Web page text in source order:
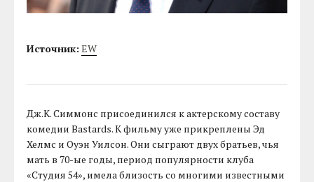
Источник: EW
Дж.К. Симмонс присоединился к актерскому составу
комедии Bastards. К фильму уже прикреплены Эд
Хелмс и Оуэн Уилсон. Они сыграют двух братьев, чья
мать в 70-ые годы, период популярности клуба
«Студия 54», имела близость со многими известными